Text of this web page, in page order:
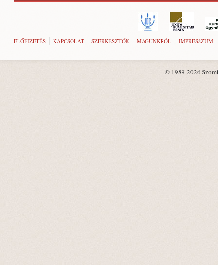
ELŐFIZETÉS KAPCSOLAT SZERKESZTŐK MAGUNKRÓL IMPRESSZUM
© 1989-2026